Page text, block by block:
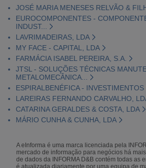
JOSÉ MARIA MENESES RELVÃO &
EUROCOMPONENTES -
INDUST...
LAVRIMADEIRAS, LDA
MY FACE - CAPITAL, LDA
FARMÁCIA ISABEL PEREIRA, S.A.
JTSL - SOLUÇÕES TÉCNICAS
METALOMECÂNICA...
ESPIRALBENÉFICA -
LAREIRAS FERNANDO CARVALHO,
CATARINA GERALDES & COSTA, LDA
MÁRIO CUNHA & CUNHA, LDA
A eInforma é uma marca licenciada pela
mercado de informação para negócios há
de dados da INFORMA D&B contém todas as
é atualizada diariamente por uma equipa de